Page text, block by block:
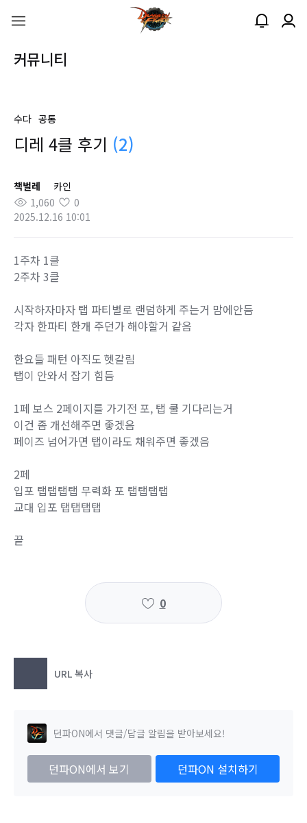
커뮤니티
수다 공통
디레 4클 후기 (2)
책벌레
카인
1,060
0
2025.12.16 10:01
1주차 1클
2주차 3클
시작하자마자 탭 파티별로 랜덤하게 주는거 맘에안듬
각자 한파티 한개 주던가 해야할거 같음
한요들 패턴 아직도 헷갈림
탭이 안와서 잡기 힘듬
1페 보스 2페이지를 가기전 포, 탭 쿨 기다리는거
이건 좀 개선해주면 좋겠음
페이즈 넘어가면 탭이라도 채워주면 좋겠음
2페
입포 탭탭탭탭 무력화 포 탭탭탭탭
교대 입포 탭탭탭탭
끝
0
URL 복사
던파ON에서 댓글/답글 알림을 받아보세요!
던파ON에서 보기 던파ON 설치하기